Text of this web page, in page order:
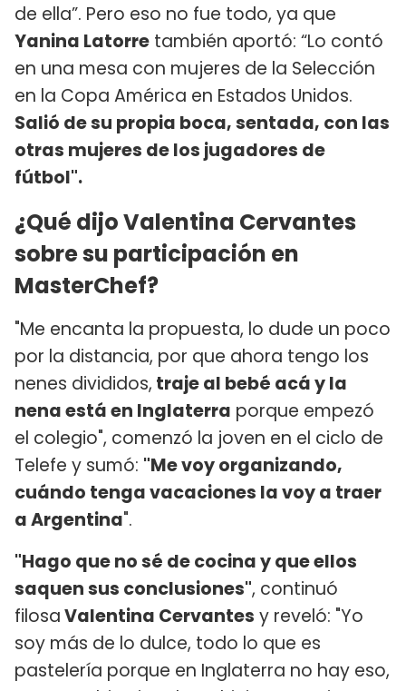
de ella”. Pero eso no fue todo, ya que
Yanina Latorre también aportó: “Lo contó
en una mesa con mujeres de la Selección
en la Copa América en Estados Unidos.
Salió de su propia boca, sentada, con las
otras mujeres de los jugadores de
fútbol".
¿Qué dijo Valentina Cervantes
sobre su participación en
MasterChef?
"Me encanta la propuesta, lo dude un poco
por la distancia, por que ahora tengo los
nenes divididos, traje al bebé acá y la
nena está en Inglaterra porque empezó
el colegio", comenzó la joven en el ciclo de
Telefe y sumó: "Me voy organizando,
cuándo tenga vacaciones la voy a traer
a Argentina".
"Hago que no sé de cocina y que ellos
saquen sus conclusiones", continuó
filosaValentina Cervantes y reveló: "Yo
soy más de lo dulce, todo lo que es
pastelería porque en Inglaterra no hay eso,